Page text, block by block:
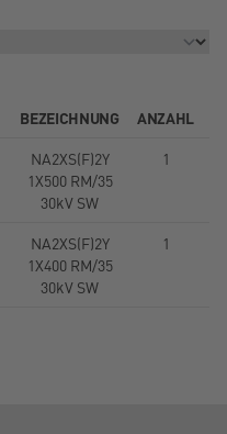
BEZEICHNUNG ANZAHL
NA2XS(F)2Y
1X500 RM/35
30kV SW
1
NA2XS(F)2Y
1X400 RM/35
30kV SW
1